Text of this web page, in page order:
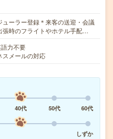
ューラー登録＊来客の送迎・会議
張時のフライトやホテル手配…
力不要
メールの対応
40代 50代
60代
しずか